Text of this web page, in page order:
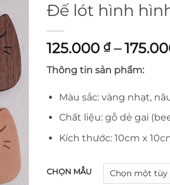
Đế lót hình
125.000 ₫ –
Thông tin sản phẩm:
Màu sắc: vàng nhạt,
Chất liệu: gỗ dẻ gai
Kích thước: 10cm x
CHỌN MẪU